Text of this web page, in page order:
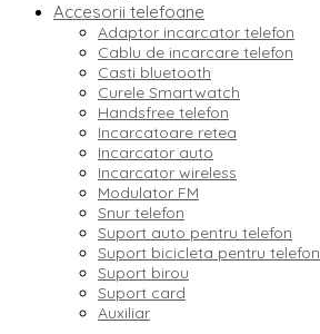
Accesorii telefoane
Adaptor incarcator telefon
Cablu de incarcare telefon
Casti bluetooth
Curele Smartwatch
Handsfree telefon
Incarcatoare retea
Incarcator auto
Incarcator wireless
Modulator FM
Snur telefon
Suport auto pentru telefon
Suport bicicleta pentru telefon
Suport birou
Suport card
Auxiliar